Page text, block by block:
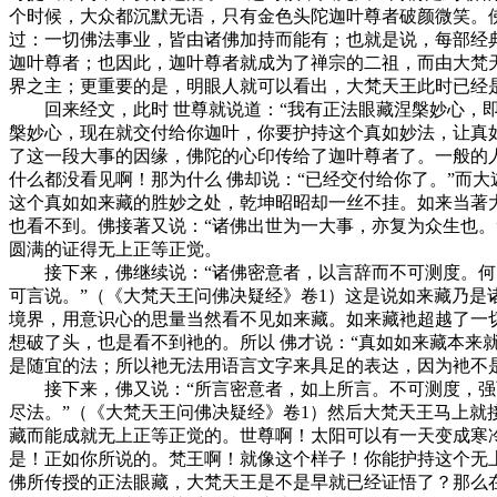
个时候，大众都沉默无语，只有金色头陀迦叶尊者破颜微笑
过：一切佛法事业，皆由诸佛加持而能有；也就是说，每部
迦叶尊者；也因此，迦叶尊者就成为了禅宗的二祖，而由大
界之主；更重要的是，明眼人就可以看出，大梵天王此时已
回来经文，此时 世尊就说道：“我有正法眼藏涅槃妙心，即
槃妙心，现在就交付给你迦叶，你要护持这个真如妙法，让
了这一段大事的因缘，佛陀的心印传给了迦叶尊者了。一般
什么都没看见啊！那为什么 佛却说：“已经交付给你了。”而
这个真如如来藏的胜妙之处，乾坤昭昭却一丝不挂。如来当
也看不到。佛接著又说：“诸佛出世为一大事，亦复为众生也
圆满的证得无上正等正觉。
接下来，佛继续说：“诸佛密意者，以言辞而不可测度。
可言说。”（《大梵天王问佛决疑经》卷1）这是说如来藏乃
境界，用意识心的思量当然看不见如来藏。如来藏衪超越了
想破了头，也是看不到衪的。所以 佛才说：“真如如来藏本
是随宜的法；所以衪无法用语言文字来具足的表达，因为衪不
接下来，佛又说：“所言密意者，如上所言。不可测度，
尽法。”（《大梵天王问佛决疑经》卷1）然后大梵天王马上
藏而能成就无上正等正觉的。世尊啊！太阳可以有一天变成
是！正如你所说的。梵王啊！就像这个样子！你能护持这个
佛所传授的正法眼藏，大梵天王是不是早就已经证悟了？那